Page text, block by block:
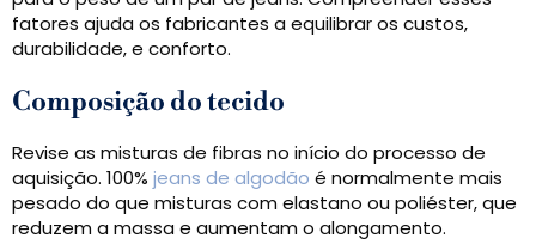
fatores ajuda os fabricantes a equilibrar os custos,
durabilidade, e conforto.
Composição do tecido
Revise as misturas de fibras no início do processo de
aquisição. 100% jeans de algodão é normalmente mais
pesado do que misturas com elastano ou poliéster, que
reduzem a massa e aumentam o alongamento.